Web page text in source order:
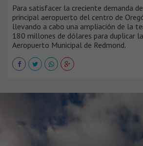
Para satisfacer la creciente demanda
principal aeropuerto del centro de
llevando a cabo una ampliación de la
180 millones de dólares para duplicar
Aeropuerto Municipal de Redmond.